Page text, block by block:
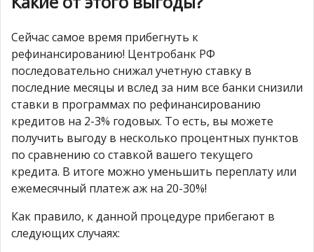
Сейчас самое время прибегнуть к
рефинансированию! Центробанк РФ
последовательно снижал учетную ставку в
последние месяцы и вслед за ним все банки снизили
ставки в программах по рефинансированию
кредитов на 2-3% годовых. То есть, вы можете
получить выгоду в несколько процентных пунктов
по сравнению со ставкой вашего текущего
кредита. В итоге можно уменьшить переплату или
ежемесячный платеж аж на 20-30%!
Как правило, к данной процедуре прибегают в
следующих случаях: